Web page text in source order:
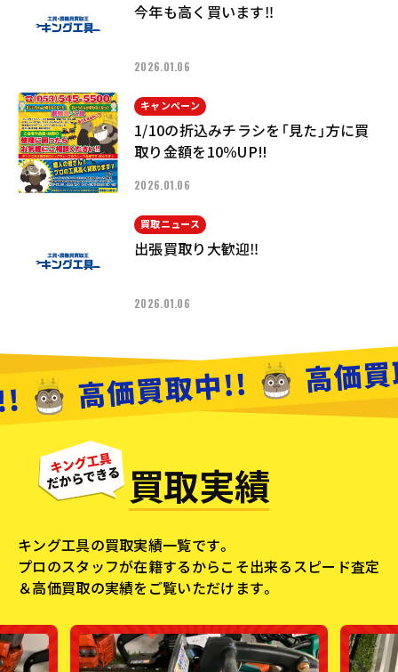
2026.01.06
今年も高く買います‼︎
キャンペーン
2026.01.06
1/10の折込みチラシを「見た」方に買
取り金額を10％UP‼︎
買取ニュース
2026.01.06
出張買取り大歓迎‼︎
買取実績
キング工具の買取実績一覧です。
プロのスタッフが在籍するからこそ出来るスピード査定
＆高価買取の実績をご覧いただけます。